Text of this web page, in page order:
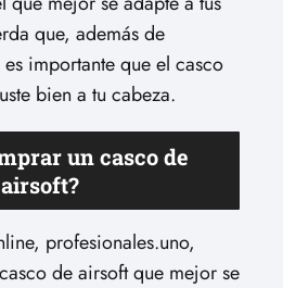
que, además de
importante que el casco
bien a tu cabeza.
un casco de
airsoft?
profesionales.uno,
de airsoft que mejor se